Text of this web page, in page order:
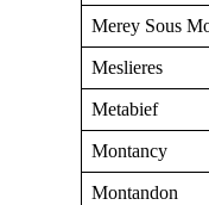
Merey Sous
Meslieres
Metabief
Montancy
Montandon